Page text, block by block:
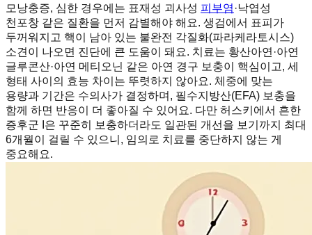
모낭충증, 심한 경우에는 표재성 괴사성 피부염 ·낙엽성
천포창 같은 질환을 먼저 감별해야 해요. 생검에서 표피가
두꺼워지고 핵이 남아 있는 불완전 각질화(파라케라토시스)
소견이 나오면 진단에 큰 도움이 돼요. 치료는 황산아연·아연
글루콘산·아연 메티오닌 같은 아연 경구 보충이 핵심이고, 세
형태 사이의 효능 차이는 뚜렷하지 않아요. 체중에 맞는
용량과 기간은 수의사가 결정하며, 필수지방산(EFA) 보충을
함께 하면 반응이 더 좋아질 수 있어요. 다만 허스키에서 흔한
증후군 I은 꾸준히 보충하더라도 일관된 개선을 보기까지 최대
6개월이 걸릴 수 있으니, 임의로 치료를 중단하지 않는 게
중요해요.